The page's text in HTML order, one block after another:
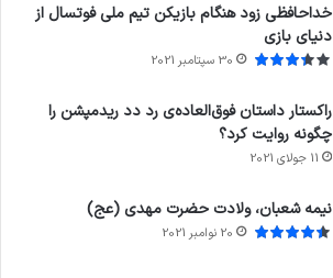
خداحافظی زود هنگام بازیکن تیم ملی فوتسال از
دنیای بازی
30 سپتامبر 2021
راکستار داستان فوق‌العاده‌ی رد دد ریدمپشن را
چگونه روایت کرد؟
11 جولای 2021
نیمه شعبان، ولادت حضرت مهدی (عج)
20 نوامبر 2021